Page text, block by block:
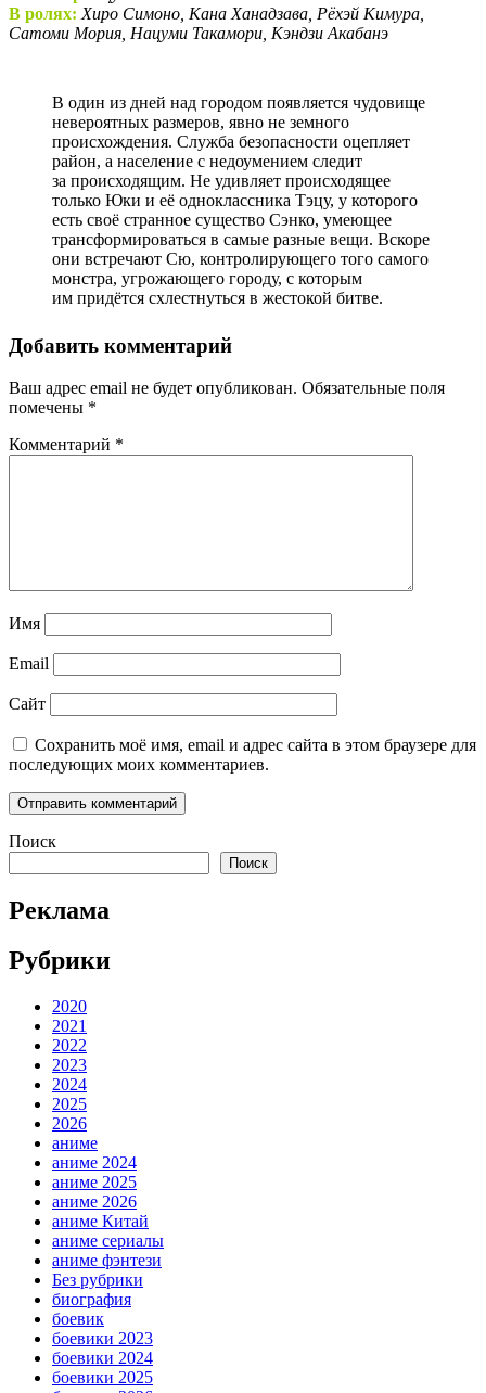
В ролях: Хиро Симоно, Кана Ханадзава, Рёхэй Кимура,
Сатоми Мория, Нацуми Такамори, Кэндзи Акабанэ
В один из дней над городом появляется чудовище
невероятных размеров, явно не земного
происхождения. Служба безопасности оцепляет
район, а население с недоумением следит
за происходящим. Не удивляет происходящее
только Юки и её одноклассника Тэцу, у которого
есть своё странное существо Сэнко, умеющее
трансформироваться в самые разные вещи. Вскоре
они встречают Сю, контролирующего того самого
монстра, угрожающего городу, с которым
им придётся схлестнуться в жестокой битве.
Добавить комментарий
Ваш адрес email не будет опубликован. Обязательные поля
помечены *
Комментарий *
Имя
Email
Сайт
Сохранить моё имя, email и адрес сайта в этом браузере для
последующих моих комментариев.
Поиск
Поиск
Реклама
Рубрики
2020
2021
2022
2023
2024
2025
2026
аниме
аниме 2024
аниме 2025
аниме 2026
аниме Китай
аниме сериалы
аниме фэнтези
Без рубрики
биография
боевик
боевики 2023
боевики 2024
боевики 2025